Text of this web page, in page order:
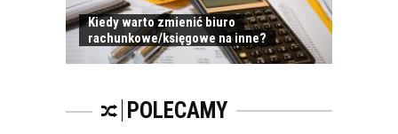
Kiedy warto zmienić biuro
rachunkowe/księgowe na inne?
POLECAMY
PRACOWNICY -